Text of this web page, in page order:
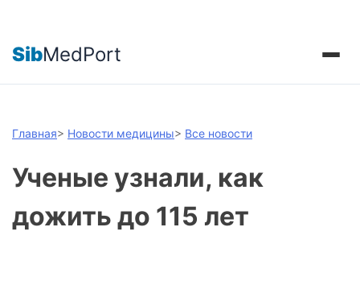
SibMedPort
Главная> Новости медицины> Все новости
Ученые узнали, как
дожить до 115 лет